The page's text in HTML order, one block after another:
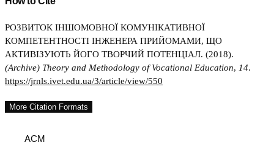
РОЗВИТОК ІНШОМОВНОЇ КОМУНІКАТИВНОЇ
КОМПЕТЕНТНОСТІ ІНЖЕНЕРА ПРИЙОМАМИ, ЩО
АКТИВІЗУЮТЬ ЙОГО ТВОРЧИЙ ПОТЕНЦІАЛ. (2018).
(Archive) Theory and Methodology of Vocational Education, 14.
https://jrnls.ivet.edu.ua/3/article/view/550
More Citation Formats
ACM